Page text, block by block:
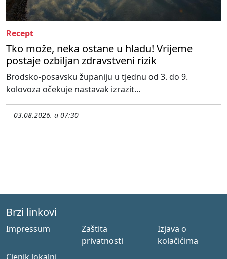
Recept
Tko može, neka ostane u hladu! Vrijeme
postaje ozbiljan zdravstveni rizik
Brodsko-posavsku županiju u tjednu od 3. do 9.
kolovoza očekuje nastavak izrazit...
03.08.2026. u 07:30
Brzi linkovi
Impressum
Zaštita
privatnosti
Izjava o
kolačićima